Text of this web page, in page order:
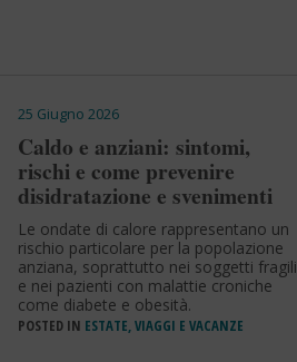
25 Giugno 2026
Caldo e anziani: sintomi,
rischi e come prevenire
disidratazione e svenimenti
Le ondate di calore rappresentano un
rischio particolare per la popolazione
anziana, soprattutto nei soggetti fragili
e nei pazienti con malattie croniche
come diabete e obesità.
POSTED IN ESTATE, VIAGGI E VACANZE